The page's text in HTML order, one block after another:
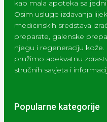
kao mala apoteka sa
Osim usluge izdavanja
medicinskih sredstava
preparate, galenske
njegu i regeneraciju kože.
pružimo adekvatnu
stručnih savjeta i
Popularne kategorije